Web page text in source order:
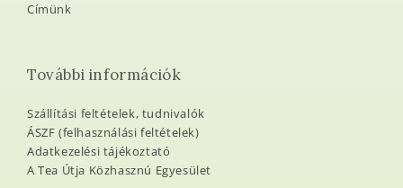
Címünk
További információk
Szállítási feltételek, tudnivalók
ÁSZF (felhasználási feltételek)
Adatkezelési tájékoztató
A Tea Útja Közhasznú Egyesület